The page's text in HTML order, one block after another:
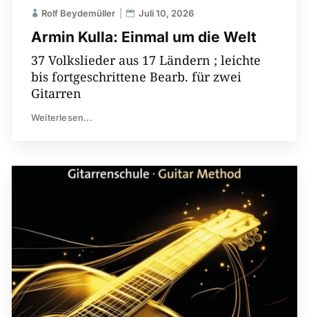
Armin Kulla: Einmal um die Welt
Rolf Beydemüller Juli 10, 2026
37 Volkslieder aus 17 Ländern ; leichte
bis fortgeschrittene Bearb. für zwei
Gitarren
Weiterlesen...